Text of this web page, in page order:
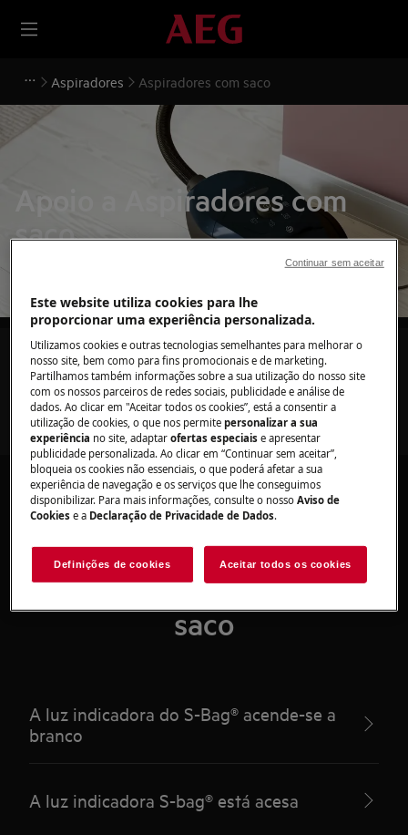
Aspiradores Aspiradores com saco
Apoio a Aspiradores com
saco
Pesquise entre os nossos artigos de suporte
Artigos recomendados
para Aspiradores com
saco
A luz indicadora do S-Bag® acende-se a
branco
A luz indicadora S-bag® está acesa
Este website utiliza cookies para lhe
proporcionar uma experiência personalizada.
Utilizamos cookies e outras tecnologias semelhantes para melhorar o
nosso site, bem como para fins promocionais e de marketing.
Partilhamos também informações sobre a sua utilização do nosso site
com os nossos parceiros de redes sociais, publicidade e análise de
dados. Ao clicar em "Aceitar todos os cookies”, está a consentir a
utilização de cookies, o que nos permitepersonalizar a sua
experiência no site, adaptarofertas especiaise apresentar
publicidade personalizada. Ao clicar em “Continuar sem aceitar”,
bloqueia os cookies não essenciais, o que poderá afetar a sua
experiência de navegação e os serviços que lhe conseguimos
disponibilizar. Para mais informações, consulte o nossoAviso de
Cookies e a Declaração de Privacidade de Dados.
Definições de cookies Aceitar todos os cookies
Continuar sem aceitar